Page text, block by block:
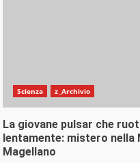
Scienza z_Archivio
La giovane pulsar che
lentamente: mistero nella
Magellano